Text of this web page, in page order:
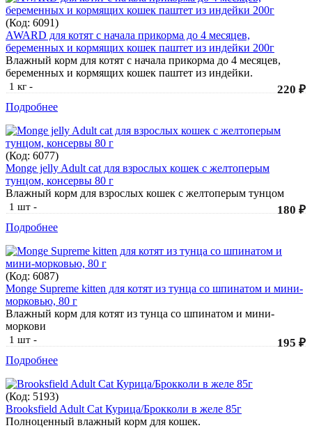
(Код: 6091)
AWARD для котят с начала прикорма до 4 месяцев,
беременных и кормящих кошек паштет из индейки 200г
Влажный корм для котят с начала прикорма до 4 месяцев,
беременных и кормящих кошек паштет из индейки.
1 кг - 220 ₽
Подробнее
(Код: 6077)
Monge jelly Adult cat для взрослых кошек с желтоперым
тунцом, консервы 80 г
Влажный корм для взрослых кошек с желтоперым тунцом
1 шт - 180 ₽
Подробнее
(Код: 6087)
Monge Supreme kitten для котят из тунца со шпинатом и мини-
морковью, 80 г
Влажный корм для котят из тунца со шпинатом и мини-
моркови
1 шт - 195 ₽
Подробнее
(Код: 5193)
Brooksfield Adult Cat Курица/Брокколи в желе 85г
Полноценный влажный корм для кошек.